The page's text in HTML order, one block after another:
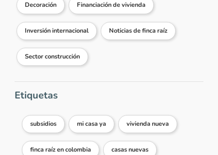
Decoración Financiación de vivienda
Inversión internacional Noticias de finca raíz
Sector construcción
Etiquetas
subsidios mi casa ya vivienda nueva
finca raíz en colombia casas nuevas